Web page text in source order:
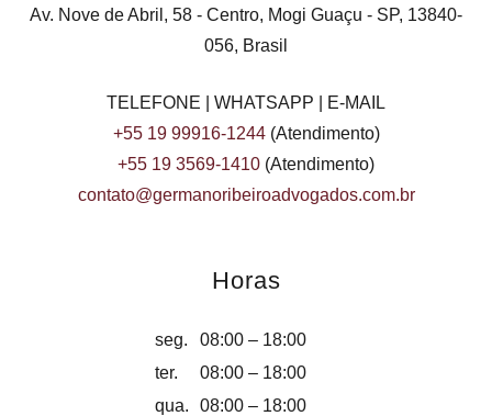
Av. Nove de Abril, 58 - Centro, Mogi Guaçu - SP, 13840-
056, Brasil
+55 19 99916-1244
(Atendimento)
+55 19 3569-1410
contato@germanoribeiroadvogados.com.br
Horas
seg.
08:00 – 18:00
ter.
08:00 – 18:00
qua.
08:00 – 18:00